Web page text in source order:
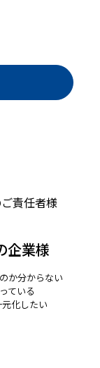
責任者様
企業様
か分からない
ている
化したい